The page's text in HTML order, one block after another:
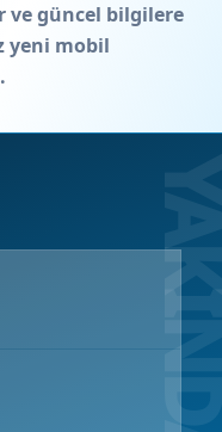
ve güncel bilgilere
yeni mobil